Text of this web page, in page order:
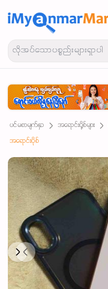
ပင်မစာမျက်နှာ အရောင်းပို့စ်များ
အရောင်းပိုစ်
Previous
Next